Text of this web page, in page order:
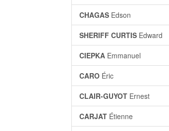
CHAGAS Edson
SHERIFF CURTIS Edward
CIEPKA Emmanuel
CARO Éric
CLAIR-GUYOT Ernest
CARJAT Étienne